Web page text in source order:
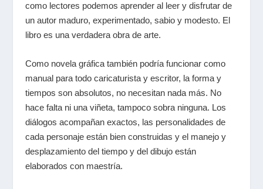
como lectores podemos aprender al leer y disfrutar de
un autor maduro, experimentado, sabio y modesto. El
libro es una verdadera obra de arte.
Como novela gráfica también podría funcionar como
manual para todo caricaturista y escritor, la forma y
tiempos son absolutos, no necesitan nada más. No
hace falta ni una viñeta, tampoco sobra ninguna. Los
diálogos acompañan exactos, las personalidades de
cada personaje están bien construidas y el manejo y
desplazamiento del tiempo y del dibujo están
elaborados con maestría.